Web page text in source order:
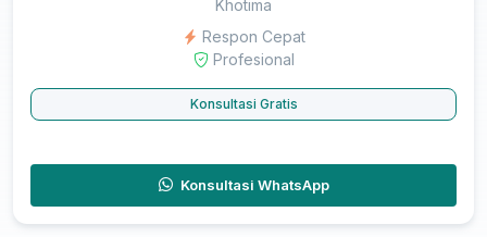
Khotima
Respon Cepat
Profesional
Konsultasi Gratis
Konsultasi WhatsApp